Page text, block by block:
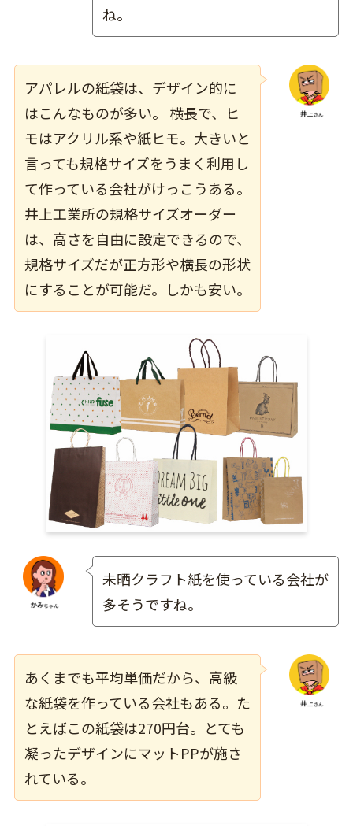
ね。
アパレルの紙袋は、デザイン的に
はこんなものが多い。 横長で、ヒ
モはアクリル系や紙ヒモ。大きいと
言っても規格サイズをうまく利用し
て作っている会社がけっこうある。
井上工業所の規格サイズオーダー
は、高さを自由に設定できるので、
規格サイズだが正方形や横長の形状
にすることが可能だ。しかも安い。
未晒クラフト紙を使っている会社が
多そうですね。
あくまでも平均単価だから、高級
な紙袋を作っている会社もある。た
とえばこの紙袋は270円台。とても
凝ったデザインにマットPPが施さ
れている。